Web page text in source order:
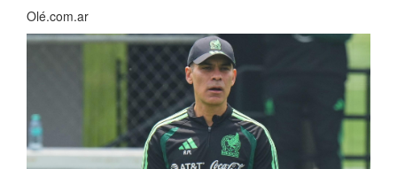
Olé.com.ar